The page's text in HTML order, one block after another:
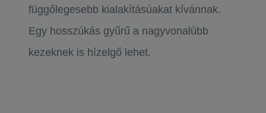
függőlegesebb kialakításúakat kívánnak.
Egy hosszúkás gyűrű a nagyvonalúbb
kezeknek is hízelgő lehet.